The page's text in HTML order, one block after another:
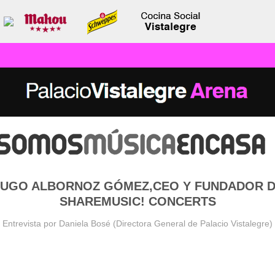
ALBORNOZ GÓMEZ,CEO Y FUNDADOR
SHAREMUSIC! CONCERTS
Entrevista por Daniela Bosé (Directora General de Palacio Vistalegre)